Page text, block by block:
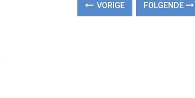
VORIGE FOLGENDE